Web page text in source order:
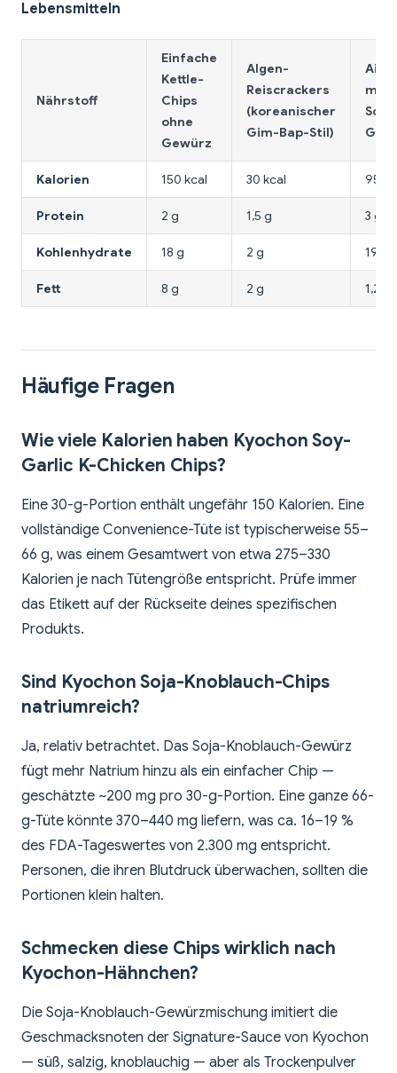
Lebensmitteln
Nährstoff
Einfache
Kettle-
Chips
ohne
Gewürz
Algen-
Reiscrackers
(koreanischer
Gim-Bap-Stil)
Air-
mit
Kalorien 150 kcal 30 kcal 95
Protein 2 g 1,5 g 3 g
Kohlenhydrate 18 g 2 g 19 g
Fett 8 g 2 g 1,2 g
Häufige Fragen
Wie viele Kalorien haben Kyochon Soy-
Garlic K-Chicken Chips?
Eine 30-g-Portion enthält ungefähr 150 Kalorien. Eine
vollständige Convenience-Tüte ist typischerweise 55–
66 g, was einem Gesamtwert von etwa 275–330
Kalorien je nach Tütengröße entspricht. Prüfe immer
das Etikett auf der Rückseite deines spezifischen
Produkts.
Sind Kyochon Soja-Knoblauch-Chips
natriumreich?
Ja, relativ betrachtet. Das Soja-Knoblauch-Gewürz
fügt mehr Natrium hinzu als ein einfacher Chip —
geschätzte ~200 mg pro 30-g-Portion. Eine ganze 66-
g-Tüte könnte 370–440 mg liefern, was ca. 16–19 %
des FDA-Tageswertes von 2.300 mg entspricht.
Personen, die ihren Blutdruck überwachen, sollten die
Portionen klein halten.
Schmecken diese Chips wirklich nach
Kyochon-Hähnchen?
Die Soja-Knoblauch-Gewürzmischung imitiert die
Geschmacksnoten der Signature-Sauce von Kyochon
— süß, salzig, knoblauchig — aber als Trockenpulver